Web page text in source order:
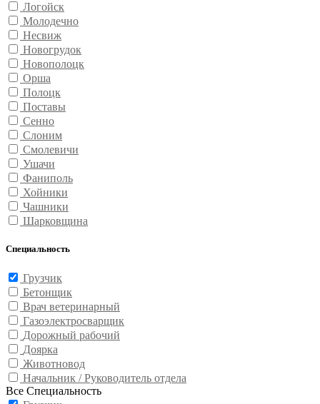
Логойск
Молодечно
Несвиж
Новогрудок
Новополоцк
Орша
Полоцк
Поставы
Сенно
Слоним
Смолевичи
Ушачи
Фаниполь
Хойники
Чашники
Шарковщина
Специальность
Грузчик
Бетонщик
Врач ветеринарный
Газоэлектросварщик
Дорожный рабочий
Доярка
Животновод
Начальник / Руководитель отдела
Все Специальность